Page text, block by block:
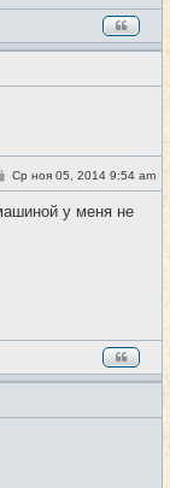
и
#10
С
о
б
Ср ноя 05, 2014 9:54 am
у меня не